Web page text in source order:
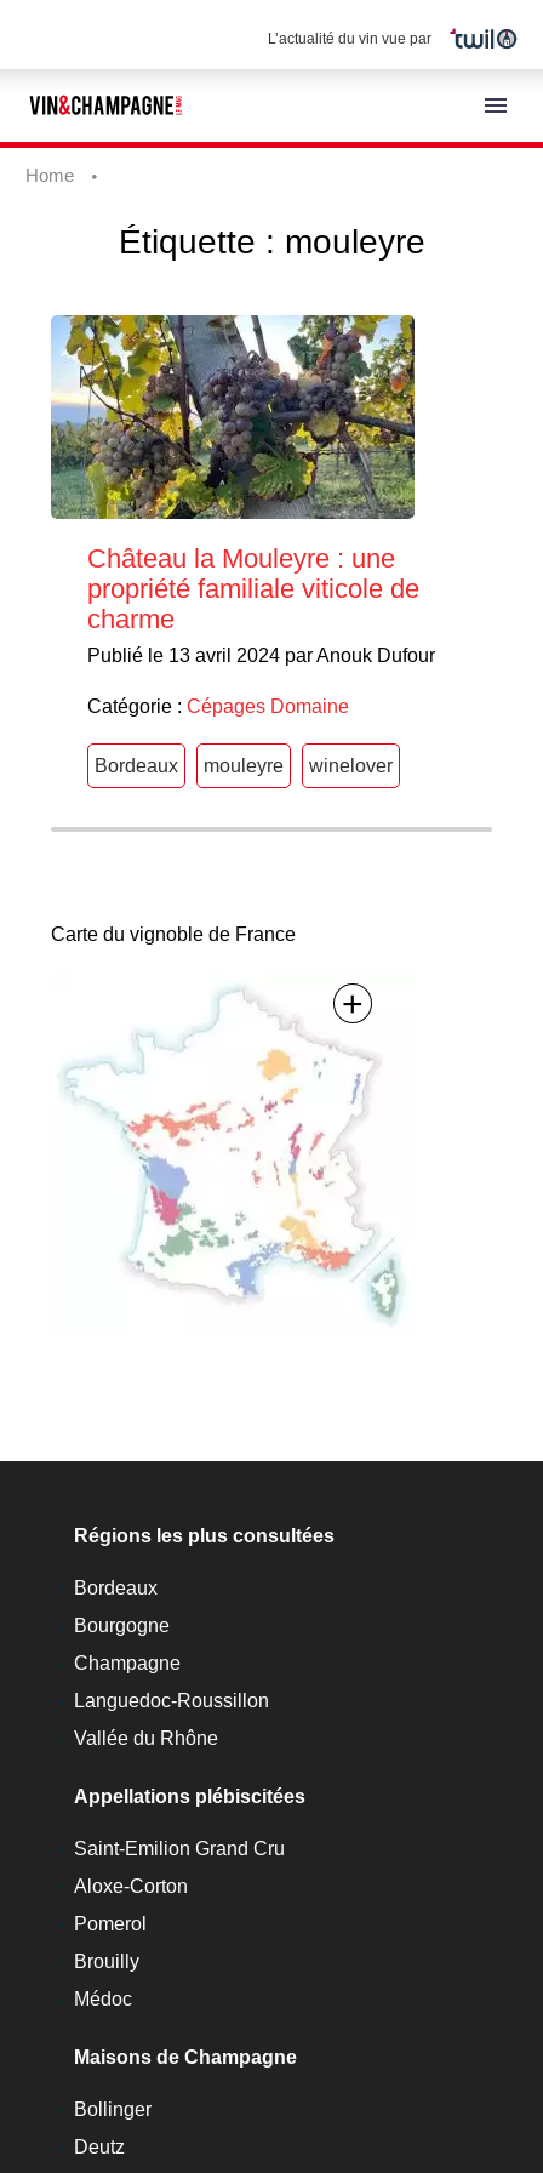
L’actualité du vin vue par
Français
Home
Étiquette : mouleyre
Château la Mouleyre : une
propriété familiale viticole de
charme
Publié le 13 avril 2024 par Anouk Dufour
Catégorie : Cépages Domaine
Bordeaux mouleyre winelover
Carte du vignoble de France
+
Régions les plus consultées
Bordeaux
Bourgogne
Champagne
Languedoc-Roussillon
Vallée du Rhône
Appellations plébiscitées
Saint-Emilion Grand Cru
Aloxe-Corton
Pomerol
Brouilly
Médoc
Maisons de Champagne
Bollinger
Deutz